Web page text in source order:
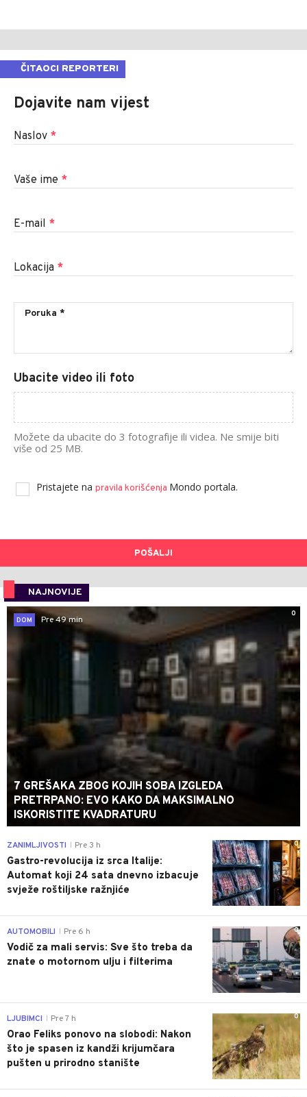
ČITAOCI REPORTERI
Dojavite nam vijest
Naslov *
Vaše ime *
E-mail *
Lokacija *
Ubacite video ili foto
Možete da ubacite do 3 fotografije ili videa. Ne smije biti
više od 25 MB.
Pristajete na pravila korišćenja Mondo portala.
POŠALJI
NAJNOVIJE
0
DOM
Pre 49 min
7 GREŠAKA ZBOG KOJIH SOBA IZGLEDA
PRETRPANO: EVO KAKO DA MAKSIMALNO
ISKORISTITE KVADRATURU
0
ZANIMLJIVOSTI Pre 3 h
Gastro-revolucija iz srca Italije:
Automat koji 24 sata dnevno izbacuje
svježe roštiljske ražnjiće
0
AUTOMOBILI Pre 6 h
Vodič za mali servis: Sve što treba da
znate o motornom ulju i filterima
0
LJUBIMCI Pre 7 h
Orao Feliks ponovo na slobodi: Nakon
što je spasen iz kandži krijumčara
pušten u prirodno stanište